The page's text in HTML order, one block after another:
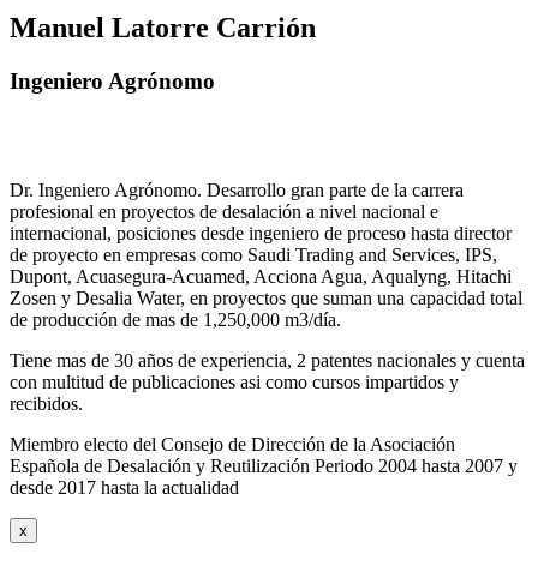
Manuel Latorre Carrión
Ingeniero Agrónomo
Dr. Ingeniero Agrónomo. Desarrollo gran parte de la carrera
profesional en proyectos de desalación a nivel nacional e
internacional, posiciones desde ingeniero de proceso hasta director
de proyecto en empresas como Saudi Trading and Services, IPS,
Dupont, Acuasegura-Acuamed, Acciona Agua, Aqualyng, Hitachi
Zosen y Desalia Water, en proyectos que suman una capacidad total
de producción de mas de 1,250,000 m3/día.
Tiene mas de 30 años de experiencia, 2 patentes nacionales y cuenta
con multitud de publicaciones asi como cursos impartidos y
recibidos.
Miembro electo del Consejo de Dirección de la Asociación
Española de Desalación y Reutilización Periodo 2004 hasta 2007 y
desde 2017 hasta la actualidad
x